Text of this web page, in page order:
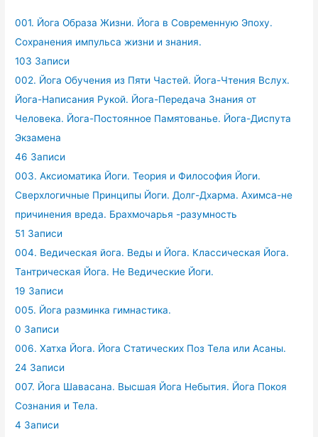
001. Йога Образа Жизни. Йога в Современную Эпоху.
Сохранения импульса жизни и знания.
103 Записи
002. Йога Обучения из Пяти Частей. Йога-Чтения Вслух.
Йога-Написания Рукой. Йога-Передача Знания от
Человека. Йога-Постоянное Памятованье. Йога-Диспута
Экзамена
46 Записи
003. Аксиоматика Йоги. Теория и Философия Йоги.
Сверхлогичные Принципы Йоги. Долг-Дхарма. Ахимса-не
причинения вреда. Брахмочарья -разумность
51 Записи
004. Ведическая йога. Веды и Йога. Классическая Йога.
Тантрическая Йога. Не Ведические Йоги.
19 Записи
005. Йога разминка гимнастика.
0 Записи
006. Хатха Йога. Йога Статических Поз Тела или Асаны.
24 Записи
007. Йога Шавасана. Высшая Йога Небытия. Йога Покоя
Сознания и Тела.
4 Записи